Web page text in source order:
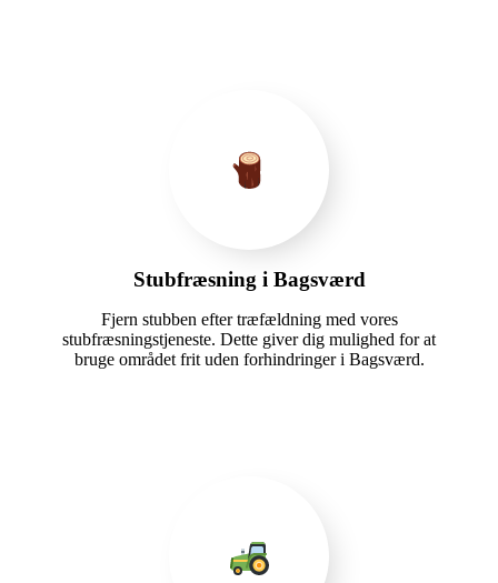
Stubfræsning i Bagsværd
Fjern stubben efter træfældning med vores
stubfræsningstjeneste. Dette giver dig mulighed for at
bruge området frit uden forhindringer i Bagsværd.